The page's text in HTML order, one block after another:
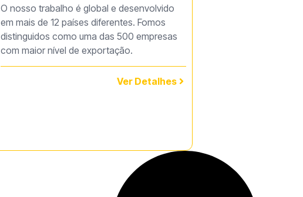
O nosso trabalho é global e desenvolvido
em mais de 12 países diferentes. Fomos
distinguidos como uma das 500 empresas
com maior nível de exportação.
Ver Detalhes